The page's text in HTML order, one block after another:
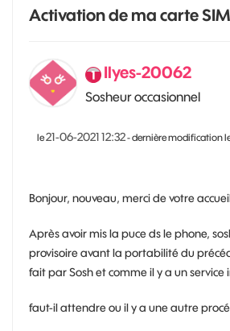
Activation de ma carte SIM
Ilyes-20062
Sosheur occasionnel
le‎21-06-202112:32- dernière modification
Bonjour, nouveau, merci de votre
Après avoir mis la puce ds le phone,
provisoire avant la portabilité du
fait par Sosh et comme il y a un service
faut-il attendre ou il y a une autre